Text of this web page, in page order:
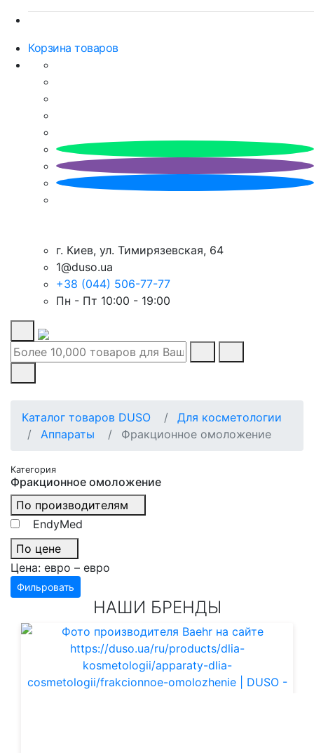
Корзина товаров
г. Киев, ул. Тимирязевская, 64
1@duso.ua
+38 (044) 506-77-77
Пн - Пт 10:00 - 19:00
Каталог товаров DUSO
Для косметологии
Аппараты
Фракционное омоложение
Категория
Фракционное омоложение
По производителям
EndyMed
По цене
Цена: евро – евро
Фильровать
НАШИ БРЕНДЫ